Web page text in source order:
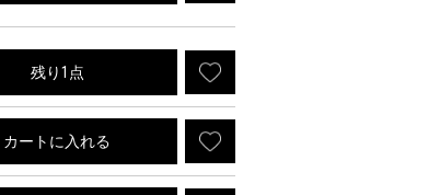
残り1点
カートに入れる